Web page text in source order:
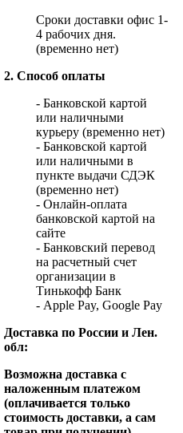
Сроки доставки офис 1-
4 рабочих дня.
(временно нет)
2. Способ оплаты
- Банковской картой
или наличными
курьеру (временно нет)
- Банковской картой
или наличными в
пункте выдачи СДЭК
(временно нет)
- Онлайн-оплата
банковской картой на
сайте
- Банковский перевод
на расчетный счет
организации в
Тинькофф Банк
- Apple Pay, Google Pay
Доставка по России и Лен.
обл:
Возможна доставка с
наложенным платежом
(оплачивается только
стоимость доставки, а сам